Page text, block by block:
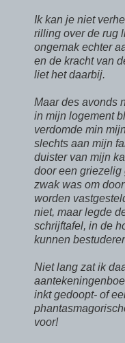
Ik kan je niet
rilling over de rug
ongemak echter
en de kracht van
liet het daarbij.
Maar des avonds
in mijn logement
verdomde min
slechts aan mijn
duister van mijn
door een griezelig
zwak was om
worden
niet, maar legde
schrijftafel, in de
kunnen
Niet lang zat ik
inkt gedoopt- of
voor!